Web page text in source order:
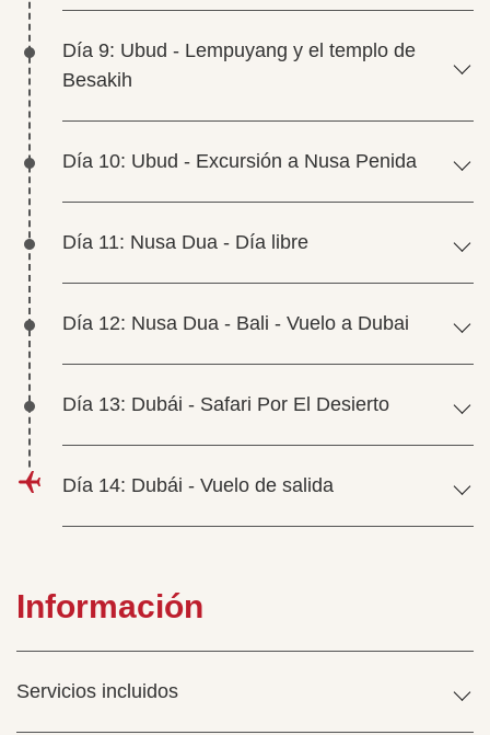
Día 9: Ubud - Lempuyang y el templo de
Besakih
Día 10: Ubud - Excursión a Nusa Penida
Día 11: Nusa Dua - Día libre
Día 12: Nusa Dua - Bali - Vuelo a Dubai
Día 13: Dubái - Safari Por El Desierto
Día 14: Dubái - Vuelo de salida
Información
Servicios incluidos